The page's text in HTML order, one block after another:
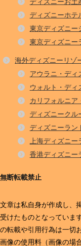
ディズニーお土
ディズニーホテ
東京ディズニー
東京ディズニー
海外ディズニーリゾ
アウラニ・ディ
ウォルト・ディ
カリフォルニア
ディズニークル
ディズニーラン
上海ディズニー
香港ディズニー
無断転載禁止
文章は私自身が作成し、
受けたものとなっていま
の転載や引用行為は一切
画像の使用料（画像の場